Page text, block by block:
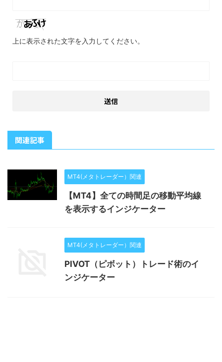
上に表示された文字を入力してください。
関連記事
MT4(メタトレーダー）関連
【MT4】全ての時間足の移動平均線
を表示するインジケーター
MT4(メタトレーダー）関連
PIVOT（ピボット）トレード術のイ
ンジケーター